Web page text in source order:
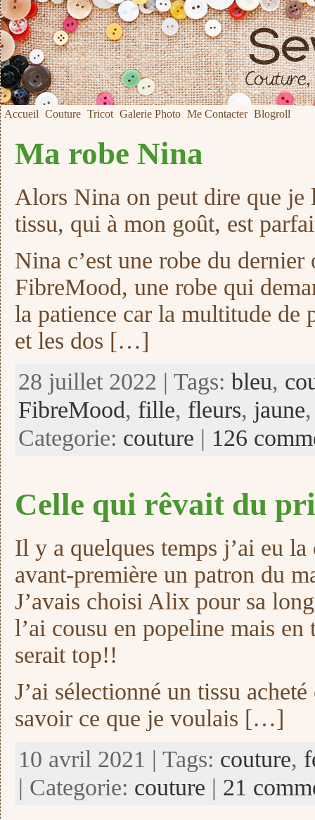
Accueil Couture Tricot Galerie Photo Me Contacter Blogroll
Ma robe Nina
Alors Nina on peut dire que je
tissu, qui à mon goût, est
Nina c’est une robe du
FibreMood, une robe qui
la patience car la multitude de
et les dos […]
28 juillet 2022 | Tags: bleu,
FibreMood, fille, fleurs, jaune
Categorie: couture | 126
Celle qui rêvait du
Il y a quelques temps j’ai eu la
avant-première un patron du
J’avais choisi Alix pour sa
l’ai cousu en popeline mais
serait top!!
J’ai sélectionné un tissu
savoir ce que je voulais […]
10 avril 2021 | Tags: couture,
| Categorie: couture | 21